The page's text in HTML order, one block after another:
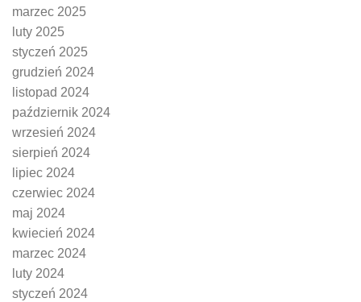
marzec 2025
luty 2025
styczeń 2025
grudzień 2024
listopad 2024
październik 2024
wrzesień 2024
sierpień 2024
lipiec 2024
czerwiec 2024
maj 2024
kwiecień 2024
marzec 2024
luty 2024
styczeń 2024